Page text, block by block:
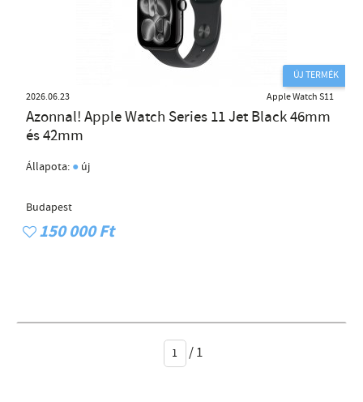
ÚJ TERMÉK
2026.06.23
Apple Watch S11
Azonnal! Apple Watch Series 11 Jet Black 46mm
és 42mm
Állapota: ● új
Budapest
150 000 Ft
/1